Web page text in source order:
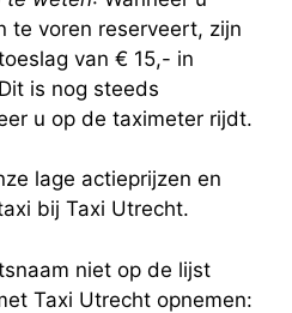
te voren reserveert, zijn
van € 15,- in
is nog steeds
u op de taximeter rijdt.
lage actieprijzen en
bij Taxi Utrecht.
niet op de lijst
Taxi Utrecht opnemen: